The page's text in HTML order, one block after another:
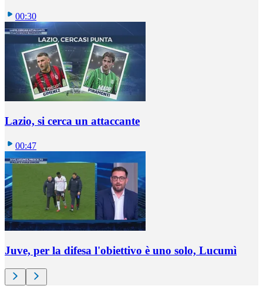
00:30
Lazio, si cerca un attaccante
00:47
Juve, per la difesa l'obiettivo è uno solo, Lucumì